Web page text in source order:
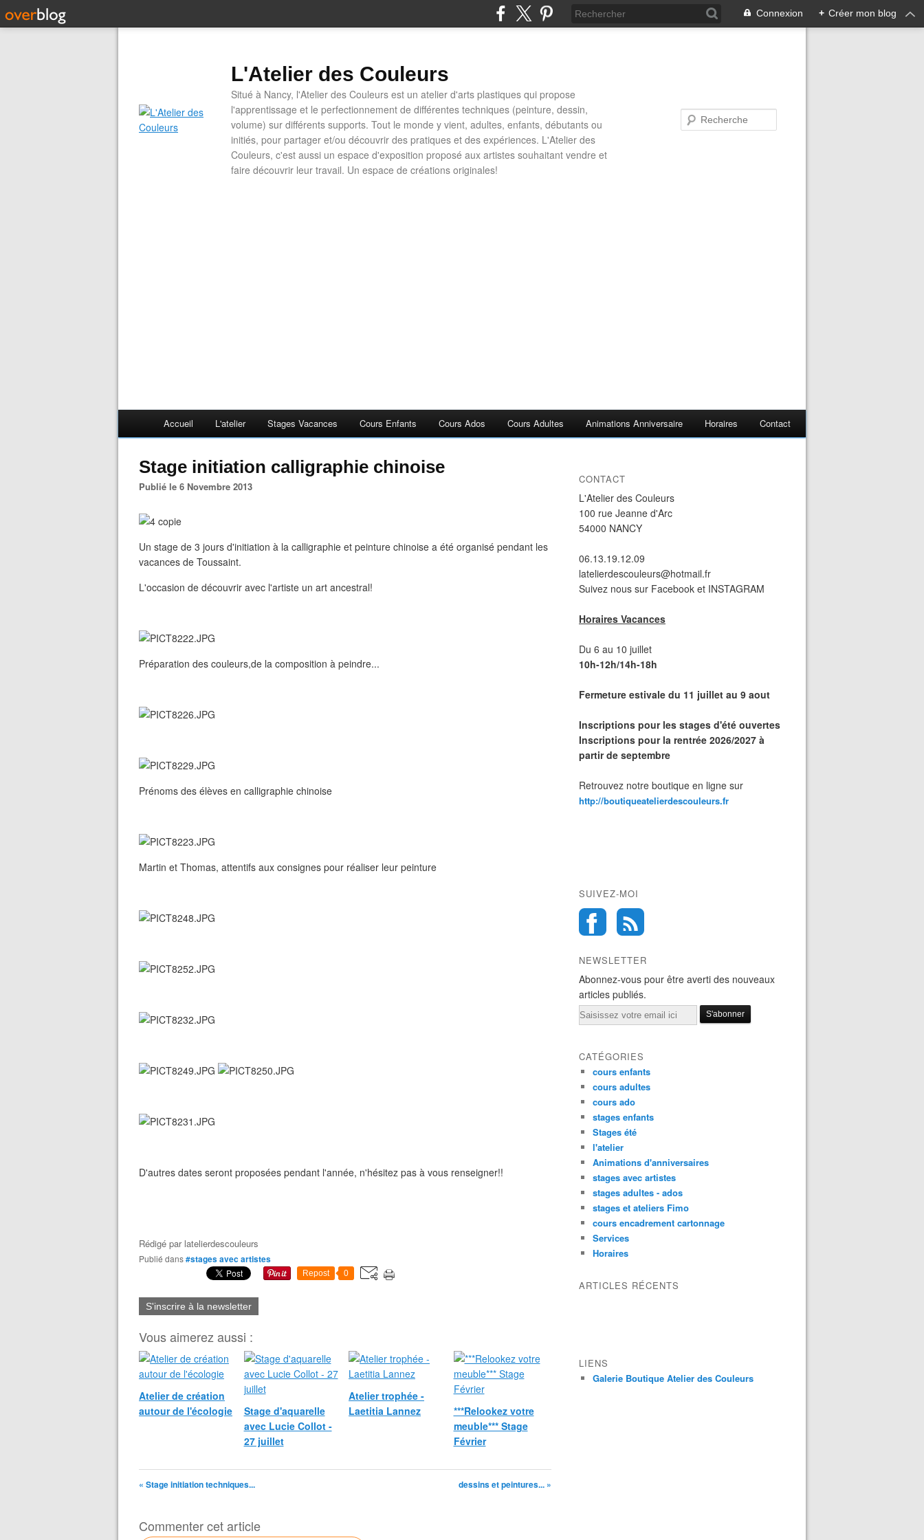
Connexion + Créer mon blog
L'Atelier des Couleurs
Situé à Nancy, l'Atelier des Couleurs est un atelier d'arts plastiques qui propose
l'apprentissage et le perfectionnement de différentes techniques (peinture, dessin,
volume) sur différents supports. Tout le monde y vient, adultes, enfants, débutants ou
initiés, pour partager et/ou découvrir des pratiques et des expériences. L'Atelier des
Couleurs, c'est aussi un espace d'exposition proposé aux artistes souhaitant vendre et
faire découvrir leur travail. Un espace de créations originales!
Accueil L'atelier Stages Vacances Cours Enfants Cours Ados Cours Adultes Animations Anniversaire Horaires Contact
Stage initiation calligraphie chinoise
Publié le 6 Novembre 2013
Un stage de 3 jours d'initiation à la calligraphie et peinture chinoise a été organisé pendant les
vacances de Toussaint.
L'occasion de découvrir avec l'artiste un art ancestral!
Préparation des couleurs,de la composition à peindre...
Prénoms des élèves en calligraphie chinoise
Martin et Thomas, attentifs aux consignes pour réaliser leur peinture
D'autres dates seront proposées pendant l'année, n'hésitez pas à vous renseigner!!
Rédigé par latelierdescouleurs
Publié dans#stages avec artistes
Repost 0
S'inscrire à la newsletter
Vous aimerez aussi :
Atelier de création
autour de l'écologie
Stage d'aquarelle
avec Lucie Collot -
27 juillet
Atelier trophée -
Laetitia Lannez
***Relookez votre
meuble*** Stage
Février
« Stage initiation techniques... dessins et peintures... »
Commenter cet article
CONTACT
L'Atelier des Couleurs
100 rue Jeanne d'Arc
54000 NANCY
06.13.19.12.09
latelierdescouleurs@hotmail.fr
Suivez nous sur Facebook et INSTAGRAM
Horaires Vacances
Du 6 au 10 juillet
10h-12h/14h-18h
Fermeture estivale du 11 juillet au 9 aout
Inscriptions pour les stages d'été ouvertes
Inscriptions pour la rentrée 2026/2027 à
partir de septembre
Retrouvez notre boutique en ligne sur
http://boutiqueatelierdescouleurs.fr
SUIVEZ-MOI
NEWSLETTER
Abonnez-vous pour être averti des nouveaux
articles publiés.
Email
CATÉGORIES
cours enfants
cours adultes
cours ado
stages enfants
Stages été
l'atelier
Animations d'anniversaires
stages avec artistes
stages adultes - ados
stages et ateliers Fimo
cours encadrement cartonnage
Services
Horaires
ARTICLES RÉCENTS
LIENS
Galerie Boutique Atelier des Couleurs